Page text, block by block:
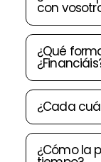
con
¿Qué
¿Cada
¿Cómo la